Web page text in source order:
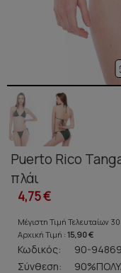
Puerto Rico
πλάι
4,75 €
Μέγιστη Τιμή Τελευταίων
Αρχική Τιμή : 15,90 €
Κωδικός:
90-94869
Σύνθεση: